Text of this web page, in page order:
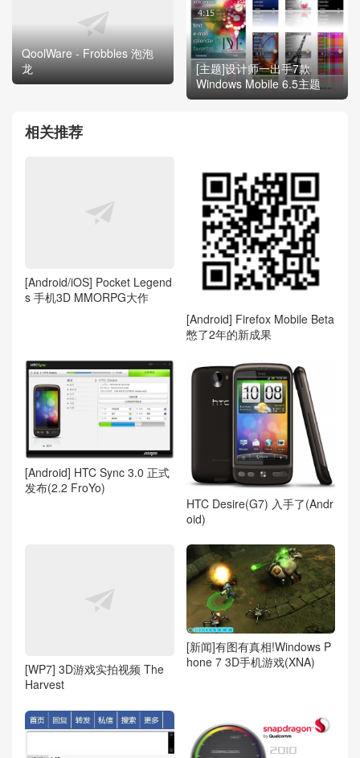
QoolWare - Frobbles 泡泡
龙
[主题]设计师一出手7款
Windows Mobile 6.5主题
相关推荐
[Android/iOS] Pocket Legend
s 手机3D MMORPG大作
[Android] Firefox Mobile Beta
憋了2年的新成果
[Android] HTC Sync 3.0 正式
发布(2.2 FroYo)
HTC Desire(G7) 入手了(Andr
oid)
[WP7] 3D游戏实拍视频 The
Harvest
[新闻]有图有真相!Windows P
hone 7 3D手机游戏(XNA)